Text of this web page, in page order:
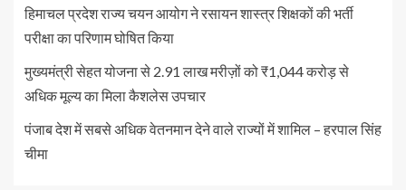
हिमाचल प्रदेश राज्य चयन आयोग ने रसायन शास्त्र शिक्षकों की भर्ती
परीक्षा का परिणाम घोषित किया
मुख्यमंत्री सेहत योजना से 2.91 लाख मरीज़ों को ₹1,044 करोड़ से
अधिक मूल्य का मिला कैशलेस उपचार
पंजाब देश में सबसे अधिक वेतनमान देने वाले राज्यों में शामिल – हरपाल सिंह
चीमा